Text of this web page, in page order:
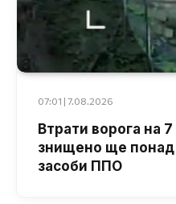
07:01 | 7.08.2026
Втрати ворога на
знищено ще понад
засоби ППО